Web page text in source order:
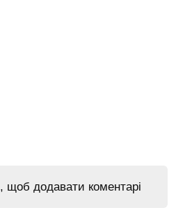
, щоб додавати коментарі